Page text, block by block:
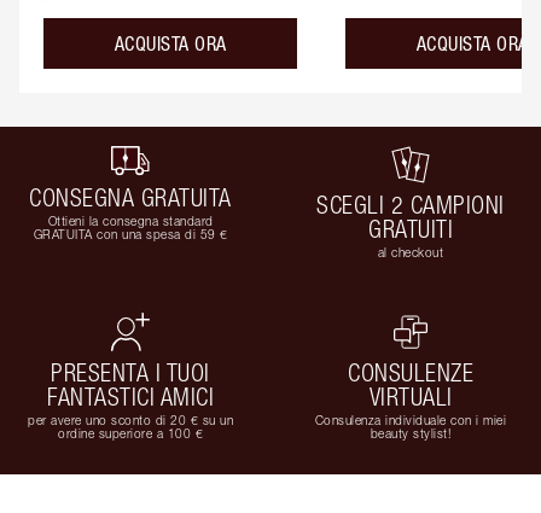
ACQUISTA ORA ACQUISTA ORA
CONSEGNA GRATUITA
Ottieni la consegna standard
GRATUITA con una spesa di 59 €
SCEGLI 2 CAMPIONI
GRATUITI
al checkout
PRESENTA I TUOI
FANTASTICI AMICI
per avere uno sconto di 20 € su un
ordine superiore a 100 €
CONSULENZE
VIRTUALI
Consulenza individuale con i miei
beauty stylist!